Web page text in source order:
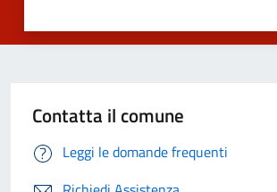
Contatta il comune
Leggi le domande frequenti